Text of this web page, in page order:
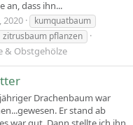
an, dass ihn...
2020
kumquatbaum
zitrusbaum pflanzen
& Obstgehölze
Drachenbaum war
Er stand ab